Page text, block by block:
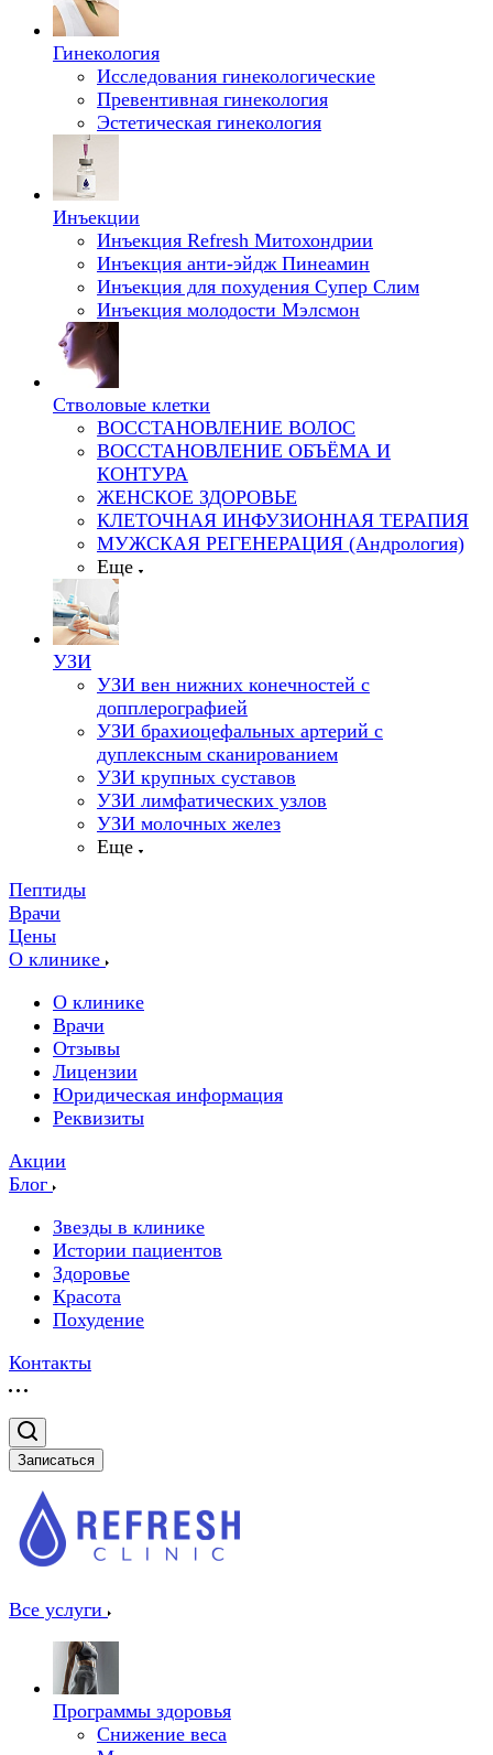
Гинекология
Исследования гинекологические
Превентивная гинекология
Эстетическая гинекология
Инъекции
Инъекция Refresh Митохондрии
Инъекция анти-эйдж Пинеамин
Инъекция для похудения Супер Слим
Инъекция молодости Мэлсмон
Стволовые клетки
ВОССТАНОВЛЕНИЕ ВОЛОС
ВОССТАНОВЛЕНИЕ ОБЪЁМА И
КОНТУРА
ЖЕНСКОЕ ЗДОРОВЬЕ
КЛЕТОЧНАЯ ИНФУЗИОННАЯ ТЕРАПИЯ
МУЖСКАЯ РЕГЕНЕРАЦИЯ (Андрология)
Еще
УЗИ
УЗИ вен нижних конечностей с
допплерографией
УЗИ брахиоцефальных артерий с
дуплексным сканированием
УЗИ крупных суставов
УЗИ лимфатических узлов
УЗИ молочных желез
Еще
Пептиды
Врачи
Цены
О клинике
О клинике
Врачи
Отзывы
Лицензии
Юридическая информация
Реквизиты
Акции
Блог
Звезды в клинике
Истории пациентов
Здоровье
Красота
Похудение
Контакты
Записаться
Все услуги
Программы здоровья
Снижение веса